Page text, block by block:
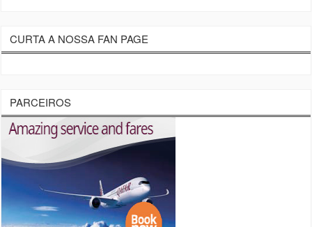
CURTA A NOSSA FAN PAGE
PARCEIROS